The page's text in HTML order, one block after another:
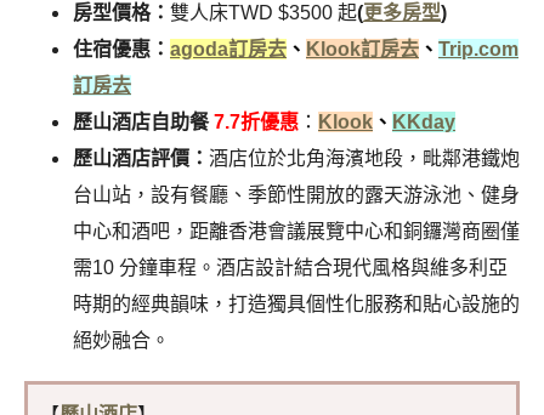
房型價格： 雙人床TWD $3500 起(更多房型)
住宿優惠： agoda訂房去 、 Klook訂房去 、 Trip.com
訂房去
歷山酒店自助餐7.7折優惠 ： Klook 、 KKday
歷山酒店評價： 酒店位於北角海濱地段，毗鄰港鐵炮
台山站，設有餐廳、季節性開放的露天游泳池、健身
中心和酒吧，距離香港會議展覽中心和銅鑼灣商圈僅
需10 分鐘車程。酒店設計結合現代風格與維多利亞
時期的經典韻味，打造獨具個性化服務和貼心設施的
絕妙融合。